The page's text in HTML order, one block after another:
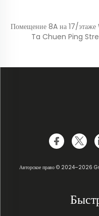
Помещение 8A на 17/
Ta Chuen Ping
Авторское право © 2024–2026